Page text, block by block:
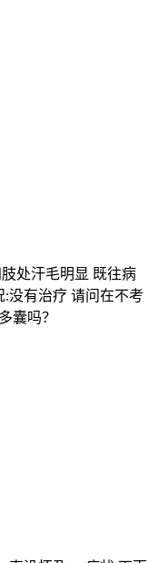
处汗毛明显 既往病
没有治疗 请问在不考
囊吗？